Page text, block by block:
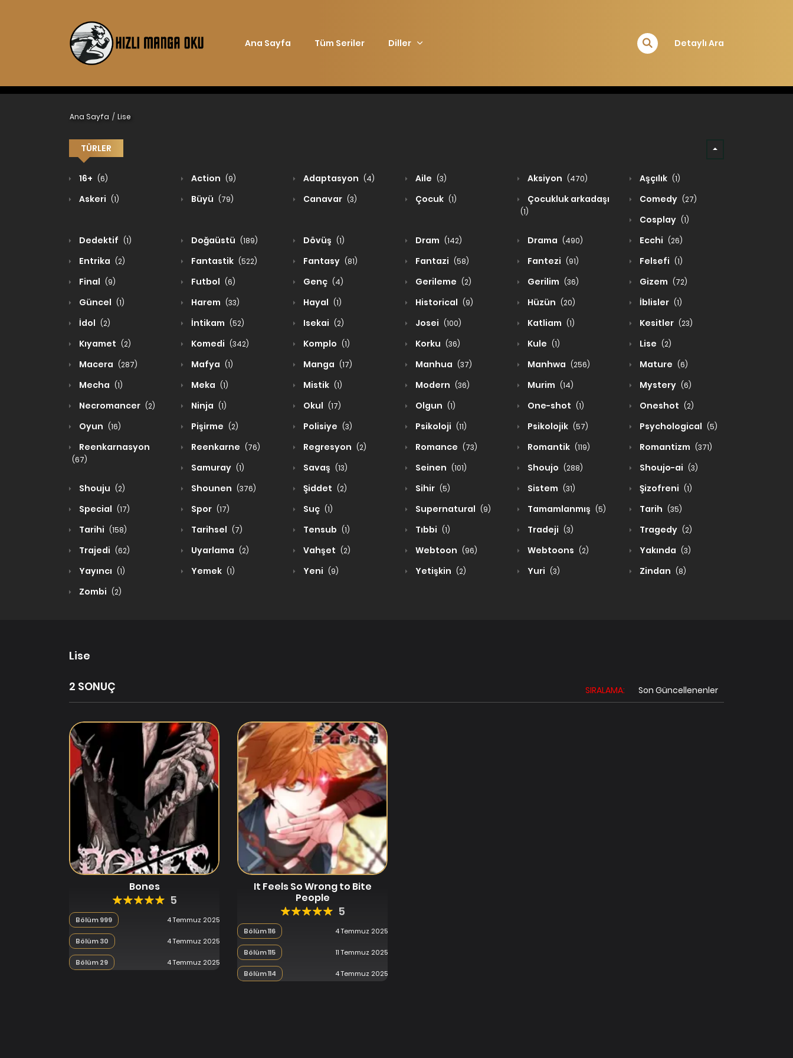
Ana Sayfa Tüm Seriler Diller Detaylı Ara
Ana Sayfa Lise
TÜRLER
16+ (6) Action (9) Adaptasyon (4) Aile (3) Aksiyon (470) Aşçılık (1)
Askeri (1) Büyü (79) Canavar (3) Çocuk (1) Çocukluk arkadaşı
(1)
Comedy (27)
Cosplay (1)
Dedektif (1) Doğaüstü (189) Dövüş (1) Dram (142) Drama (490) Ecchi (26)
Entrika (2) Fantastik (522) Fantasy (81) Fantazi (58) Fantezi (91) Felsefi (1)
Final (9) Futbol (6) Genç (4) Gerileme (2) Gerilim (36) Gizem (72)
Güncel (1) Harem (33) Hayal (1) Historical (9) Hüzün (20) İblisler (1)
İdol (2) İntikam (52) Isekai (2) Josei (100) Katliam (1) Kesitler (23)
Kıyamet (2) Komedi (342) Komplo (1) Korku (36) Kule (1) Lise (2)
Macera (287) Mafya (1) Manga (17) Manhua (37) Manhwa (256) Mature (6)
Mecha (1) Meka (1) Mistik (1) Modern (36) Murim (14) Mystery (6)
Necromancer (2) Ninja (1) Okul (17) Olgun (1) One-shot (1) Oneshot (2)
Oyun (16) Pişirme (2) Polisiye (3) Psikoloji (11) Psikolojik (57) Psychological (5)
Reenkarnasyon
(67)
Reenkarne (76) Regresyon (2) Romance (73) Romantik (119) Romantizm (371)
Samuray (1) Savaş (13) Seinen (101) Shoujo (288) Shoujo-ai (3)
Shouju (2) Shounen (376) Şiddet (2) Sihir (5) Sistem (31) Şizofreni (1)
Special (17) Spor (17) Suç (1) Supernatural (9) Tamamlanmış (5) Tarih (35)
Tarihi (158) Tarihsel (7) Tensub (1) Tıbbi (1) Tradeji (3) Tragedy (2)
Trajedi (62) Uyarlama (2) Vahşet (2) Webtoon (96) Webtoons (2) Yakında (3)
Yayıncı (1) Yemek (1) Yeni (9) Yetişkin (2) Yuri (3) Zindan (8)
Zombi (2)
Lise
2 SONUÇ SIRALAMA: Son Güncellenenler
Bones
5
Bölüm 999 4 Temmuz 2025
Bölüm 30 4 Temmuz 2025
Bölüm 29 4 Temmuz 2025
It Feels So Wrong to Bite
People
5
Bölüm 116 4 Temmuz 2025
Bölüm 115 11 Temmuz 2025
Bölüm 114 4 Temmuz 2025